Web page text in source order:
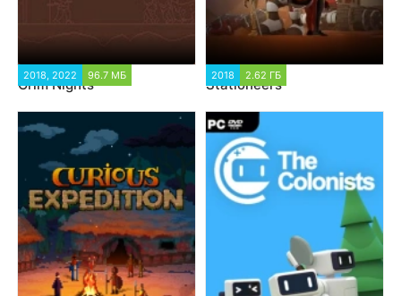
2018, 2022 96.7 МБ
Grim Nights
2018 2.62 ГБ
Stationeers